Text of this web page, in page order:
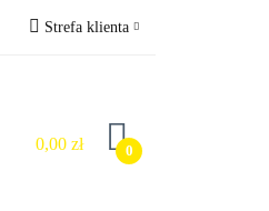
Strefa klienta
Zarejestruj się
Dodaj zgłoszenie
0,00 zł 0